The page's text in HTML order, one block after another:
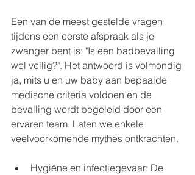
Een van de meest gestelde vragen
tijdens een eerste afspraak als je
zwanger bent is: "Is een badbevalling
wel veilig?". Het antwoord is volmondig
ja, mits u en uw baby aan bepaalde
medische criteria voldoen en de
bevalling wordt begeleid door een
ervaren team. Laten we enkele
veelvoorkomende mythes ontkrachten.
Hygiëne en infectiegevaar: De